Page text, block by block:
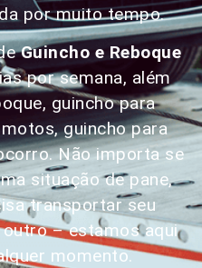
por muito tempo.
Guincho e Reboque
por semana, além
guincho para
guincho para
Não importa se
situação de pane,
transportar seu
– estamos aqui
momento.